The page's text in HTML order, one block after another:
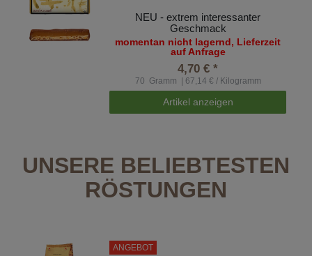
NEU - extrem interessanter
Geschmack
momentan nicht lagernd, Lieferzeit
auf Anfrage
4,70 € *
70 Gramm | 67,14 € / Kilogramm
Artikel anzeigen
UNSERE BELIEBTESTEN
RÖSTUNGEN
ANGEBOT